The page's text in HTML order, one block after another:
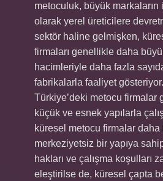
metoculuk, büyük markaların
olarak yerel üreticilere
sektör haline gelmişken,
firmaları genellikle daha
hacimleriyle daha fazla
fabrikalarla faaliyet
Türkiye’deki metocu firmalar
küçük ve esnek yapılarla
küresel metocu firmalar daha
merkeziyetsiz bir yapıya
hakları ve çalışma koşulları
eleştirilse de, küresel çapta